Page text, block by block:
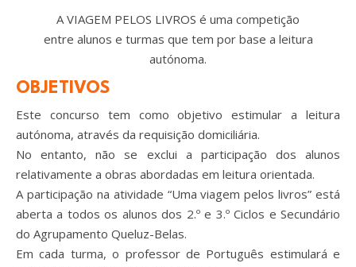
A VIAGEM PELOS LIVROS é uma competição
entre alunos e turmas que tem por base a leitura
autónoma.
OBJETIVOS
Este concurso tem como objetivo estimular a leitura
autónoma, através da requisição domiciliária.
No entanto, não se exclui a participação dos alunos
relativamente a obras abordadas em leitura orientada.
A participação na atividade “Uma viagem pelos livros” está
aberta a todos os alunos dos 2.º e 3.º Ciclos e Secundário
do Agrupamento Queluz-Belas.
Em cada turma, o professor de Português estimulará e